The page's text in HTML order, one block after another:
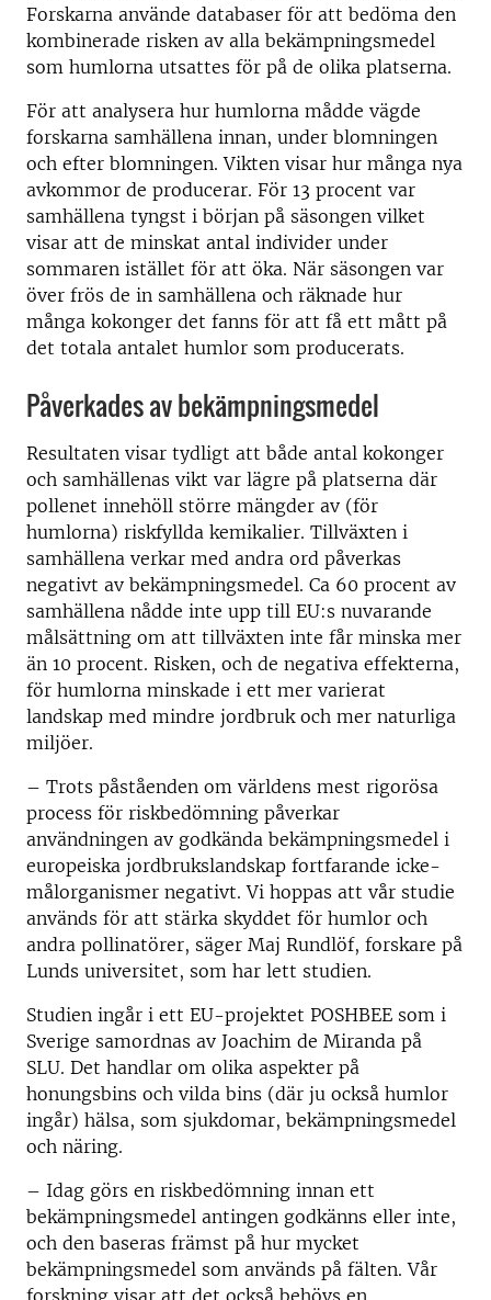
Forskarna använde databaser för att bedöma den
kombinerade risken av alla bekämpningsmedel
som humlorna utsattes för på de olika platserna.
För att analysera hur humlorna mådde vägde
forskarna samhällena innan, under blomningen
och efter blomningen. Vikten visar hur många nya
avkommor de producerar. För 13 procent var
samhällena tyngst i början på säsongen vilket
visar att de minskat antal individer under
sommaren istället för att öka. När säsongen var
över frös de in samhällena och räknade hur
många kokonger det fanns för att få ett mått på
det totala antalet humlor som producerats.
Påverkades av bekämpningsmedel
Resultaten visar tydligt att både antal kokonger
och samhällenas vikt var lägre på platserna där
pollenet innehöll större mängder av (för
humlorna) riskfyllda kemikalier. Tillväxten i
samhällena verkar med andra ord påverkas
negativt av bekämpningsmedel. Ca 60 procent av
samhällena nådde inte upp till EU:s nuvarande
målsättning om att tillväxten inte får minska mer
än 10 procent. Risken, och de negativa effekterna,
för humlorna minskade i ett mer varierat
landskap med mindre jordbruk och mer naturliga
miljöer.
­– Trots påståenden om världens mest rigorösa
process för riskbedömning påverkar
användningen av godkända bekämpningsmedel i
europeiska jordbrukslandskap fortfarande icke-
målorganismer negativt. Vi hoppas att vår studie
används för att stärka skyddet för humlor och
andra pollinatörer, säger Maj Rundlöf, forskare på
Lunds universitet, som har lett studien.
Studien ingår i ett EU-projektet POSHBEE som i
Sverige samordnas av Joachim de Miranda på
SLU. Det handlar om olika aspekter på
honungsbins och vilda bins (där ju också humlor
ingår) hälsa, som sjukdomar, bekämpningsmedel
och näring.
­– Idag görs en riskbedömning innan ett
bekämpningsmedel antingen godkänns eller inte,
och den baseras främst på hur mycket
bekämpningsmedel som används på fälten. Vår
forskning visar att det också behövs en